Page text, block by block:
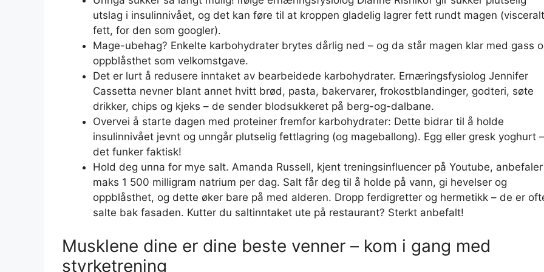
utslag i insulinnivået, og det kan føre til at kroppen gladelig lagrer fett rundt magen (visceralt
fett, for den som googler).
Mage-ubehag? Enkelte karbohydrater brytes dårlig ned – og da står magen klar med gass
oppblåsthet som velkomstgave.
Det er lurt å redusere inntaket av bearbeidede karbohydrater. Ernæringsfysiolog Jennifer
Cassetta nevner blant annet hvitt brød, pasta, bakervarer, frokostblandinger, godteri, søte
drikker, chips og kjeks – de sender blodsukkeret på berg-og-dalbane.
Overvei å starte dagen med proteiner fremfor karbohydrater: Dette bidrar til å holde
insulinnivået jevnt og unngår plutselig fettlagring (og mageballong). Egg eller gresk yoghurt –
det funker faktisk!
Hold deg unna for mye salt. Amanda Russell, kjent treningsinfluencer på Youtube, anbefaler
maks 1 500 milligram natrium per dag. Salt får deg til å holde på vann, gi hevelser og
oppblåsthet, og dette øker bare på med alderen. Dropp ferdigretter og hermetikk – de er
salte bak fasaden. Kutter du saltinntaket ute på restaurant? Sterkt anbefalt!
Musklene dine er dine beste venner – kom i gang med
styrketrening